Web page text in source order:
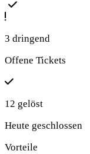
3 dringend
Offene Tickets
12 gelöst
Heute geschlossen
Vorteile